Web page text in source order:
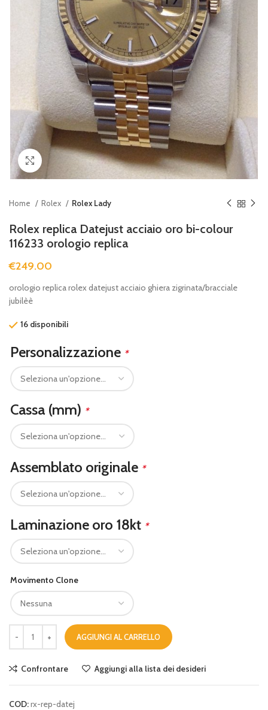
Clicca per ingrandire
Home Rolex Rolex Lady
Rolex replica Datejust acciaio oro bi-colour
116233 orologio replica
€249.00
orologio replica rolex datejust acciaio ghiera zigrinata/bracciale
jubilèè
16 disponibili
Personalizzazione *
Cassa (mm) *
Assemblato originale *
Laminazione oro 18kt *
Movimento Clone
AGGIUNGI AL CARRELLO
Confrontare Aggiungi alla lista dei desideri
COD:rx-rep-datej